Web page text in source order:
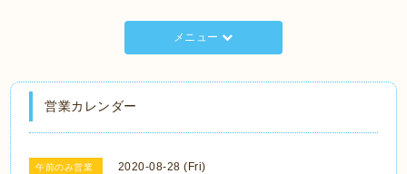
メニュー
営業カレンダー
午前のみ営業 2020-08-28 (Fri)